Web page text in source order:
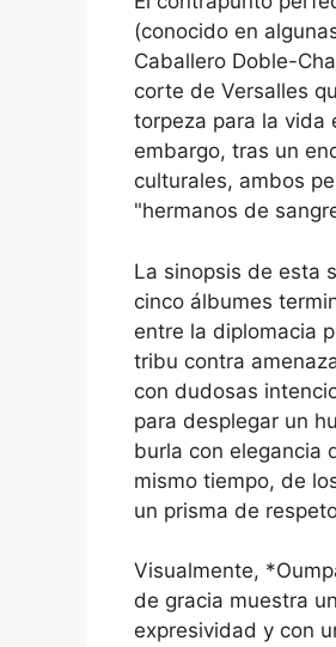
(conocido en
Caballero Doble-
corte de Versalles
torpeza para la vida
embargo, tras un
culturales, ambos
"hermanos de
La sinopsis de esta
cinco álbumes
entre la diplomacia
tribu contra
con dudosas
para desplegar un
burla con elegancia
mismo tiempo, de
un prisma de
Visualmente,
de gracia muestra
expresividad y con